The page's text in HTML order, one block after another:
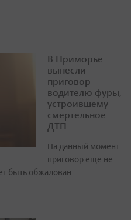
В Приморье
вынесли
приговор
водителю фуры,
устроившему
смертельное
ДТП
На данный момент
приговор еще не
быть обжалован